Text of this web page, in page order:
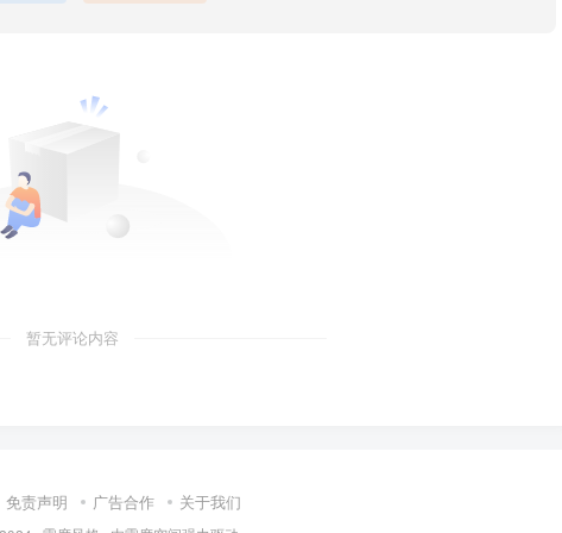
暂无评论内容
免责声明 广告合作 关于我们